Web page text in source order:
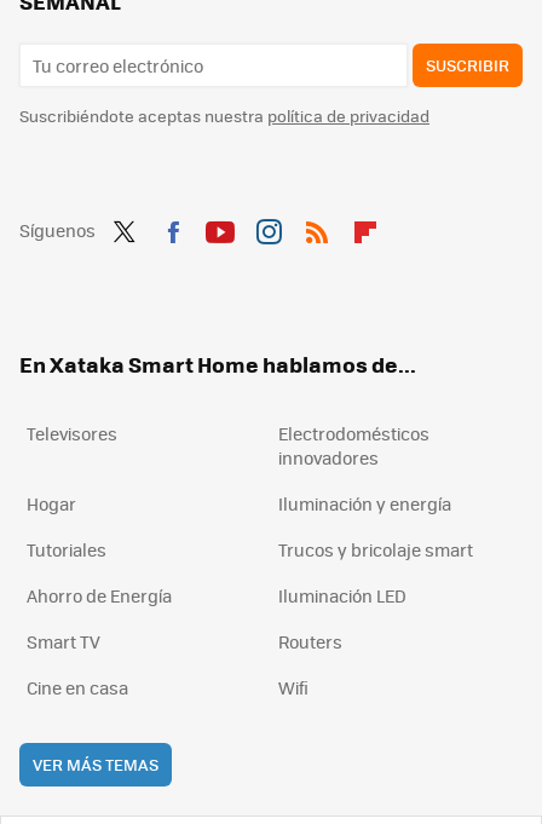
SUSCRIBIR
Suscribiéndote aceptas nuestra política de privacidad
Síguenos
En Xataka Smart Home hablamos de...
Televisores
Electrodomésticos
innovadores
Hogar
Iluminación y energía
Tutoriales
Trucos y bricolaje smart
Ahorro de Energía
Iluminación LED
Smart TV
Routers
Cine en casa
Wifi
VER MÁS TEMAS